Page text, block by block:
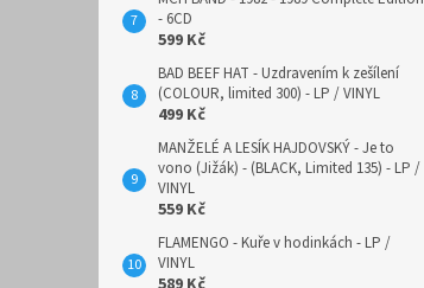
- 6CD
599 Kč
BAD BEEF HAT - Uzdravením k zešílení
(COLOUR, limited 300) - LP / VINYL
499 Kč
MANŽELÉ A LESÍK HAJDOVSKÝ - Je to
vono (Jižák) - (BLACK, Limited 135) - LP /
VINYL
559 Kč
FLAMENGO - Kuře v hodinkách - LP /
VINYL